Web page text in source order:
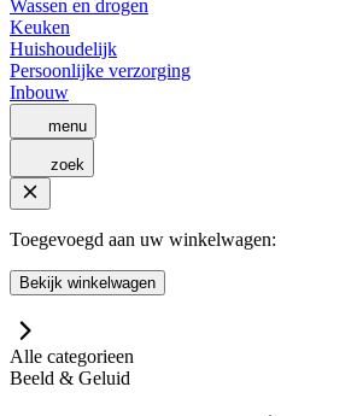
Wassen en drogen
Keuken
Huishoudelijk
Persoonlijke verzorging
Inbouw
menu
zoek
Toegevoegd aan uw winkelwagen:
Bekijk winkelwagen
Alle categorieen
Beeld & Geluid